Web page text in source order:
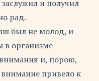
и получил
рад.
был не молод, и
в организме
и, порою,
привело к